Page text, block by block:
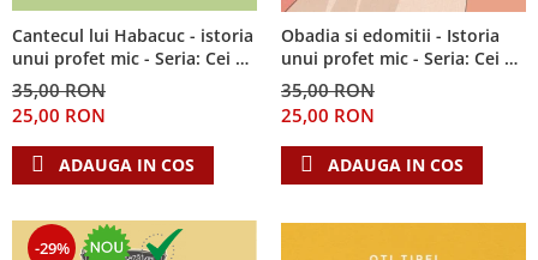
Cantecul lui Habacuc - istoria
unui profet mic - Seria: Cei 12
cutezatori
35,00 RON
25,00 RON
ADAUGA IN COS
Obadia si edomitii - Istoria
unui profet mic - Seria: Cei 12
cutezatori
35,00 RON
25,00 RON
ADAUGA IN COS
-29%